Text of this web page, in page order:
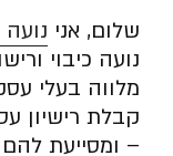
שלום, אני נועה
מלווה בעלי
קבלת רישיון
– ומסייעת